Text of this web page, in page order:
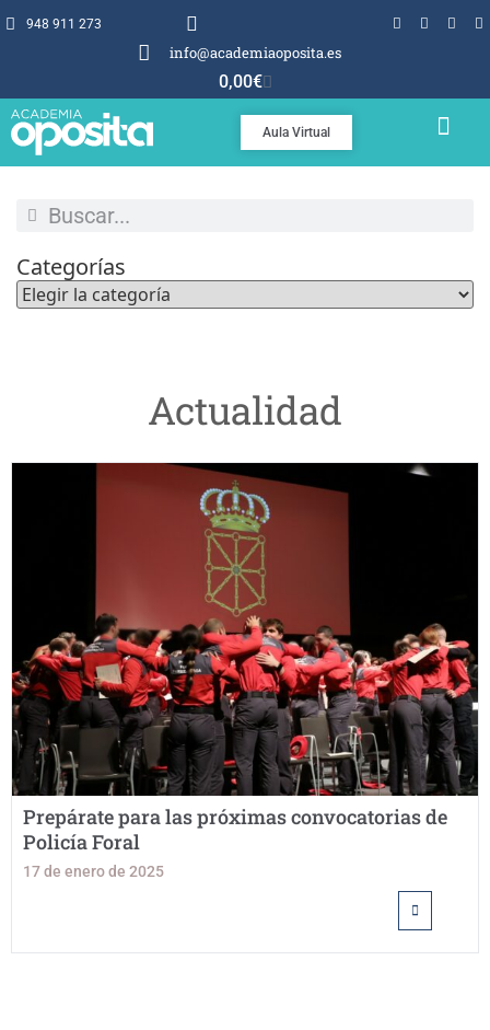
948 911 273
info@academiaoposita.es
0,00€
Aula Virtual
Actualidad
Prepárate para las próximas convocatorias de
Policía Foral
17 de enero de 2025
Categorías